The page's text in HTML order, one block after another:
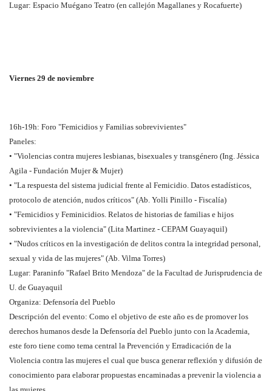
Lugar: Espacio Muégano Teatro (en callejón Magallanes y Rocafuerte)
Viernes 29 de noviembre
16h-19h: Foro "Femicidios y Familias sobrevivientes"
Paneles:
• "Violencias contra mujeres lesbianas, bisexuales y transgénero (Ing. Jéssica
Agila - Fundación Mujer & Mujer)
• "La respuesta del sistema judicial frente al Femicidio. Datos estadísticos,
protocolo de atención, nudos críticos" (Ab. Yolli Pinillo - Fiscalía)
• "Femicidios y Feminicidios. Relatos de historias de familias e hijos
sobrevivientes a la violencia" (Lita Martinez - CEPAM Guayaquil)
• "Nudos críticos en la investigación de delitos contra la integridad personal,
sexual y vida de las mujeres" (Ab. Vilma Torres)
Lugar: Paraninfo "Rafael Brito Mendoza" de la Facultad de Jurisprudencia de
U. de Guayaquil
Organiza: Defensoría del Pueblo
Descripción del evento: Como el objetivo de este año es de promover los
derechos humanos desde la Defensoría del Pueblo junto con la Academia,
este foro tiene como tema central la Prevención y Erradicación de la
Violencia contra las mujeres el cual que busca generar reflexión y difusión de
conocimiento para elaborar propuestas encaminadas a prevenir la violencia a